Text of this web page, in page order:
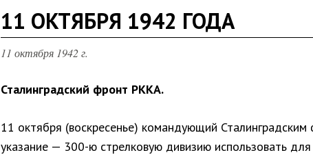
ы
е
11 ОКТЯБРЯ 1942 ГОДА
11 октября 1942 г.
Сталинградский фронт РККА.
11 октября (воскресенье) командующий
указание — 300-ю стрелковую дивизию использовать